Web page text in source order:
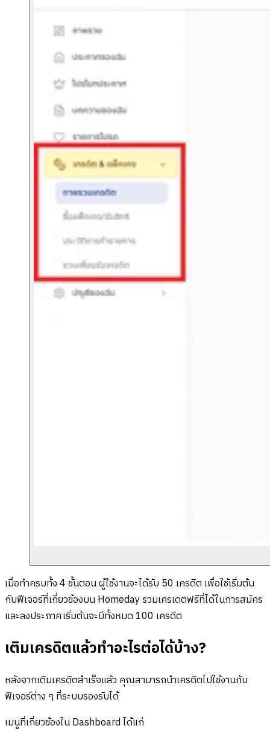
เมื่อทำครบทั้ง 4 ขั้นตอน ผู้ใช้งานจะได้รับ 50 เครดิต เพื่อใช้เริ่มต้น
กับฟีเจอร์ที่เกี่ยวข้องบน Homeday รวมเครเดตฟรีที่ได้ในการสมัคร
และลงประกาศเริ่มต้นจะมีทั้งหมด 100 เครดิต
เติมเครดิตแล้วทำอะไรต่อได้บ้าง?
หลังจากเติมเครดิตสำเร็จแล้ว คุณสามารถนำเครดิตไปใช้งานกับ
ฟีเจอร์ต่าง ๆ ที่ระบบรองรับได้
เมนูที่เกี่ยวข้องใน Dashboard ได้แก่